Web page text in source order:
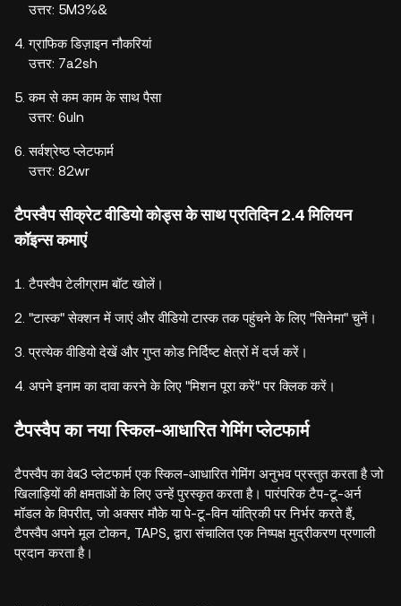
उत्तर: 5M3%&
ग्राफिक डिज़ाइन नौकरियां
उत्तर: 7a2sh
कम से कम काम के साथ पैसा
उत्तर: 6uln
सर्वश्रेष्ठ प्लेटफार्म
उत्तर: 82wr
टैपस्वैप सीक्रेट वीडियो कोड्स के साथ प्रतिदिन 2.4 मिलियन
कॉइन्स कमाएं
टैपस्वैप टेलीग्राम बॉट खोलें।
"टास्क" सेक्शन में जाएं और वीडियो टास्क तक पहुंचने के लिए "सिनेमा" चुनें।
प्रत्येक वीडियो देखें और गुप्त कोड निर्दिष्ट क्षेत्रों में दर्ज करें।
अपने इनाम का दावा करने के लिए "मिशन पूरा करें" पर क्लिक करें।
टैपस्वैप का नया स्किल-आधारित गेमिंग प्लेटफार्म
टैपस्वैप का वेब3 प्लेटफार्म एक स्किल-आधारित गेमिंग अनुभव प्रस्तुत करता है जो
खिलाड़ियों की क्षमताओं के लिए उन्हें पुरस्कृत करता है। पारंपरिक टैप-टू-अर्न
मॉडल के विपरीत, जो अक्सर मौके या पे-टू-विन यांत्रिकी पर निर्भर करते हैं,
टैपस्वैप अपने मूल टोकन, TAPS, द्वारा संचालित एक निष्पक्ष मुद्रीकरण प्रणाली
प्रदान करता है।